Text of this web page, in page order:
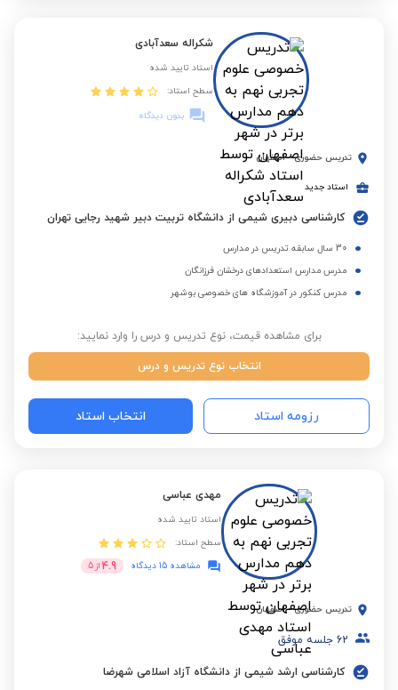
شکراله سعدآبادی
استاد تایید شده
سطح استاد:
بدون دیدگاه
تدریس حضوری - اصفهان
استاد جدید
کارشناسی دبیری شیمی از دانشگاه تربیت دبیر شهید رجایی تهران
30 سال سابقه تدریس در مدارس
مدرس مدارس استعدادهای درخشان فرزانگان
مدرس کنکور در آموزشگاه های خصوصی بوشهر
برای مشاهده قیمت، نوع تدریس و درس را وارد نمایید:
انتخاب نوع تدریس و درس
رزومه استاد انتخاب استاد
مهدی عباسی
استاد تایید شده
سطح استاد:
مشاهده 15 دیدگاه
4.9 از 5
تدریس حضوری - اصفهان
62 جلسه موفق
کارشناسی ارشد شیمی از دانشگاه آزاد اسلامی شهرضا